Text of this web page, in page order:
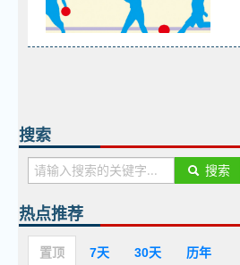
搜索
搜索
热点推荐
置顶 7天 30天 历年